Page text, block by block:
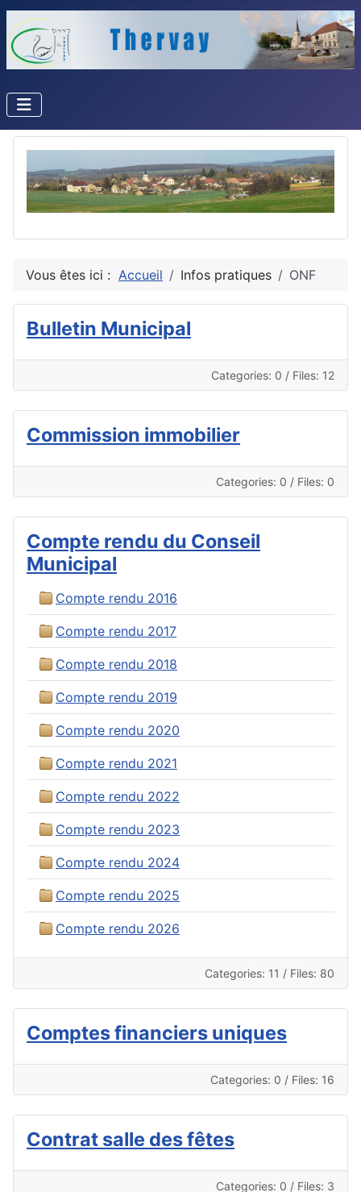
Vous êtes ici : Accueil Infos pratiques ONF
Bulletin Municipal
Categories: 0 / Files: 12
Commission immobilier
Categories: 0 / Files: 0
Compte rendu du Conseil
Municipal
Compte rendu 2016
Compte rendu 2017
Compte rendu 2018
Compte rendu 2019
Compte rendu 2020
Compte rendu 2021
Compte rendu 2022
Compte rendu 2023
Compte rendu 2024
Compte rendu 2025
Compte rendu 2026
Categories: 11 / Files: 80
Comptes financiers uniques
Categories: 0 / Files: 16
Contrat salle des fêtes
Categories: 0 / Files: 3